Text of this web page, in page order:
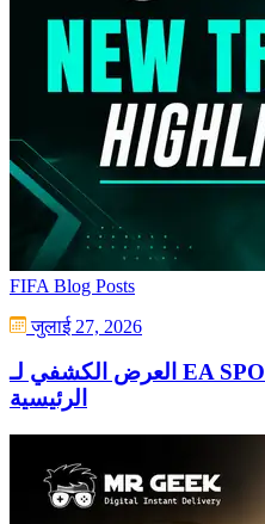
FIFA Blog Posts
जुलाई 27, 2026
العرض الكشفي لـ EA SPORTS FC 27: أبرز النقاط
الرئيسية